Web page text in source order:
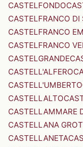
CASTELFONDO
CASTELFRANCO DI
CASTELFRANCO
CASTELFRANCO
CASTELGRANDE
CASTELL'ALFERO
CASTELL'UMBERTO
CASTELLALTO
CASTELLAMMARE
CASTELLANA
CASTELLANETA